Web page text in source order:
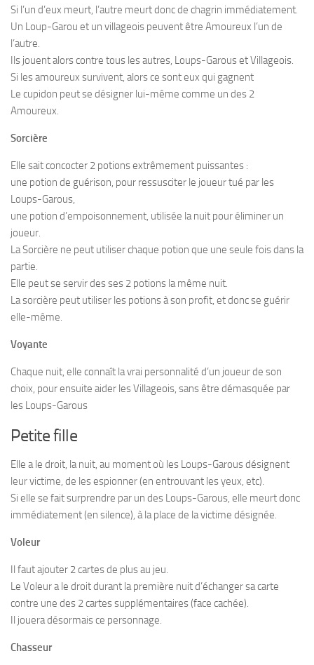
Si l’un d’eux meurt, l’autre meurt donc de chagrin immédiatement.
Un Loup-Garou et un villageois peuvent être Amoureux l’un de
l’autre.
Ils jouent alors contre tous les autres, Loups-Garous et Villageois.
Si les amoureux survivent, alors ce sont eux qui gagnent
Le cupidon peut se désigner lui-même comme un des 2
Amoureux.
Sorcière
Elle sait concocter 2 potions extrêmement puissantes :
une potion de guérison, pour ressusciter le joueur tué par les
Loups-Garous,
une potion d’empoisonnement, utilisée la nuit pour éliminer un
joueur.
La Sorcière ne peut utiliser chaque potion que une seule fois dans la
partie.
Elle peut se servir des ses 2 potions la même nuit.
La sorcière peut utiliser les potions à son profit, et donc se guérir
elle-même.
Voyante
Chaque nuit, elle connaît la vrai personnalité d’un joueur de son
choix, pour ensuite aider les Villageois, sans être démasquée par
les Loups-Garous
Petite fille
Elle a le droit, la nuit, au moment où les Loups-Garous désignent
leur victime, de les espionner (en entrouvant les yeux, etc).
Si elle se fait surprendre par un des Loups-Garous, elle meurt donc
immédiatement (en silence), à la place de la victime désignée.
Voleur
Il faut ajouter 2 cartes de plus au jeu.
Le Voleur a le droit durant la première nuit d’échanger sa carte
contre une des 2 cartes supplémentaires (face cachée).
Il jouera désormais ce personnage.
Chasseur